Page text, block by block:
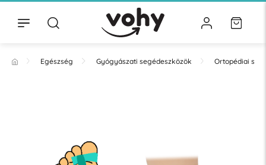
Egészség Gyógyászati segédeszközök Ortopédiai